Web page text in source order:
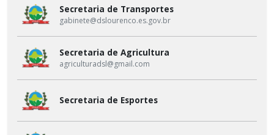
Secretaria de Transportes
gabinete@dslourenco.es.gov.br
Secretaria de Agricultura
agriculturadsl@gmail.com
Secretaria de Esportes